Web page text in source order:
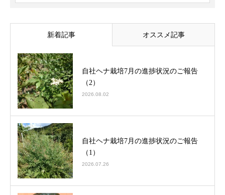
新着記事 オススメ記事
自社ヘナ栽培7月の進捗状況のご報告
（2）
2026.08.02
自社ヘナ栽培7月の進捗状況のご報告
（1）
2026.07.26